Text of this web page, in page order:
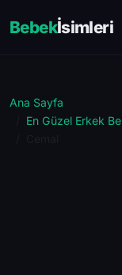
Bebekİsimleri
Ana Sayfa
En Güzel Erkek